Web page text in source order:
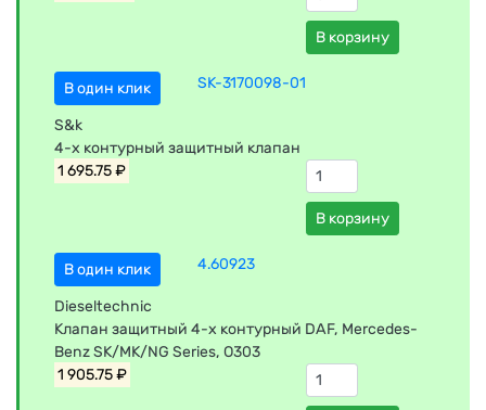
В корзину
В один клик SK-3170098-01
S&k
4-х контурный защитный клапан
1 695.75 ₽
В корзину
В один клик 4.60923
Dieseltechnic
Клапан защитный 4-х контурный DAF, Mercedes-
Benz SK/MK/NG Series, O303
1 905.75 ₽